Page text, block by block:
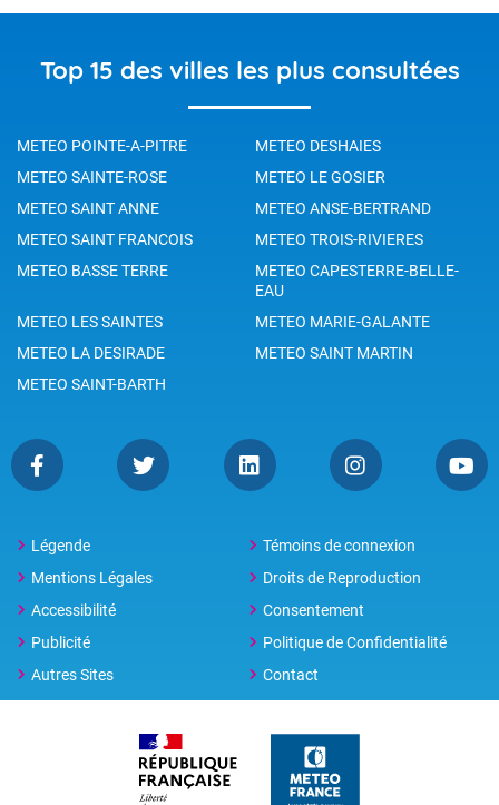
Top 15 des villes les plus consultées
METEO POINTE-A-PITRE
METEO DESHAIES
METEO SAINTE-ROSE
METEO LE GOSIER
METEO SAINT ANNE
METEO ANSE-BERTRAND
METEO SAINT FRANCOIS
METEO TROIS-RIVIERES
METEO BASSE TERRE
METEO CAPESTERRE-BELLE-
EAU
METEO LES SAINTES
METEO MARIE-GALANTE
METEO LA DESIRADE
METEO SAINT MARTIN
METEO SAINT-BARTH
Légende
Témoins de connexion
Mentions Légales
Droits de Reproduction
Accessibilité
Consentement
Publicité
Politique de Confidentialité
Autres Sites
Contact